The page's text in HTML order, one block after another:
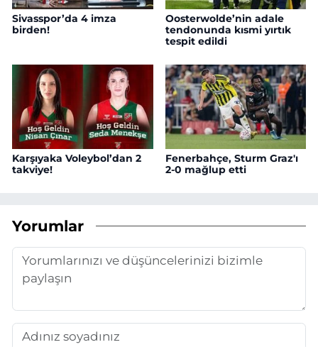
Sivasspor’da 4 imza
birden!
Oosterwolde’nin adale
tendonunda kısmi yırtık
tespit edildi
Karşıyaka Voleybol’dan 2
takviye!
Fenerbahçe, Sturm Graz'ı
2-0 mağlup etti
Yorumlar